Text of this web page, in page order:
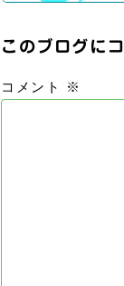
このブログに
コメント ※